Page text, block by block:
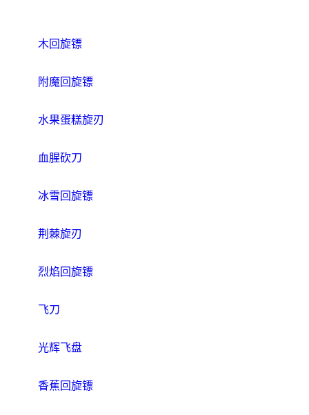
木回旋镖
附魔回旋镖
水果蛋糕旋刃
血腥砍刀
冰雪回旋镖
荆棘旋刃
烈焰回旋镖
飞刀
光辉飞盘
香蕉回旋镖